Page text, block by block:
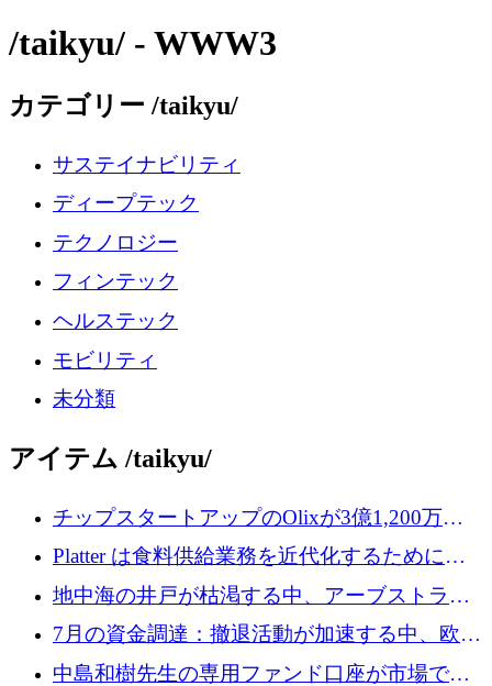
/taikyu/ - WWW3
カテゴリー /taikyu/
サステイナビリティ
ディープテック
テクノロジー
フィンテック
ヘルステック
モビリティ
未分類
アイテム /taikyu/
チップスタートアップのOlixが3億1,200万ド
ルを調達、Mobilizeが投資部門を立ち上げ、7
月の資金調達を詳しく調査
Platter は食料供給業務を近代化するために
Verb Ventures から追加資金を調達
地中海の井戸が枯渇する中、アーブストラ社
は空気から飲料水を作る機械を発売
7月の資金調達：撤退活動が加速する中、欧州
の新興企業が86億ユーロを確保
中島和樹先生の専用ファンド口座が市場で高